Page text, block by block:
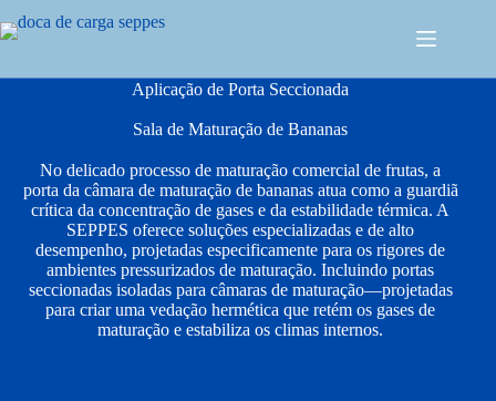
Aplicação de Porta Seccionada
Sala de Maturação de Bananas
No delicado processo de maturação comercial de frutas, a
porta da câmara de maturação de bananas atua como a guardiã
crítica da concentração de gases e da estabilidade térmica. A
SEPPES oferece soluções especializadas e de alto
desempenho, projetadas especificamente para os rigores de
ambientes pressurizados de maturação. Incluindo portas
seccionadas isoladas para câmaras de maturação—projetadas
para criar uma vedação hermética que retém os gases de
maturação e estabiliza os climas internos.